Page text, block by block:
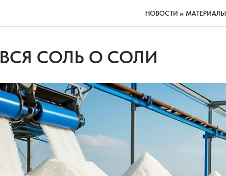
НОВОСТИ и МАТЕРИАЛЫ
ВСЯ СОЛЬ О СОЛИ